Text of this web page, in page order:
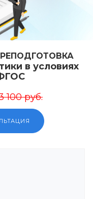
в условиях
100 руб.